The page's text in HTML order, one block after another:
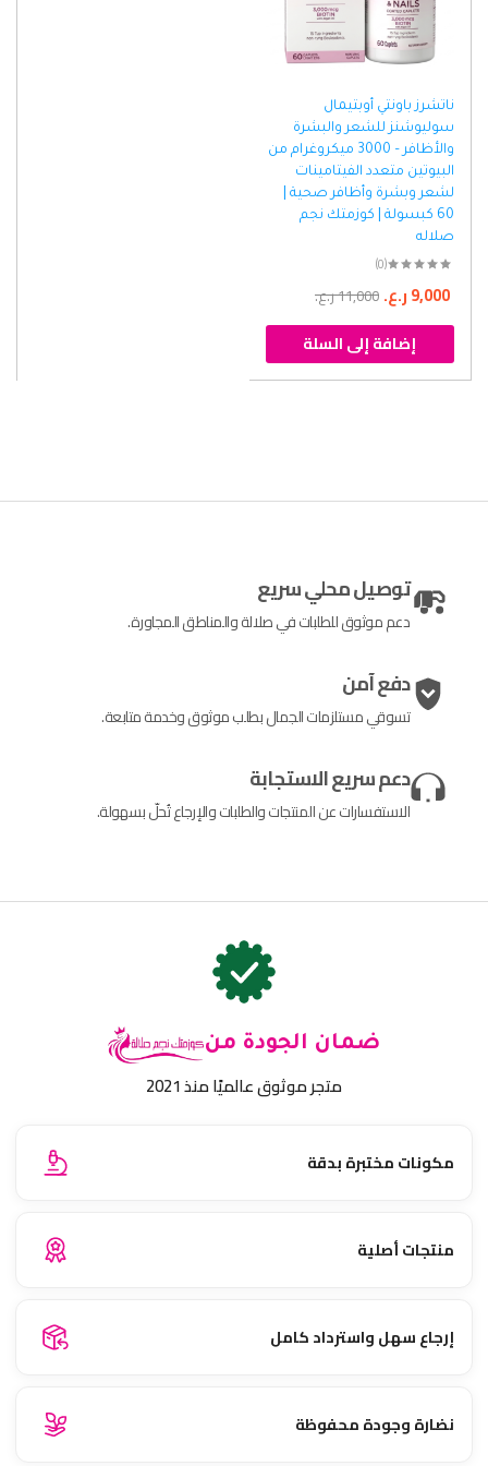
ناتشرز باونتي أوبتيمال
سوليوشنز للشعر والبشرة
والأظافر – 3000 ميكروغرام من
البيوتين متعدد الفيتامينات
لشعر وبشرة وأظافر صحية |
60 كبسولة | كوزمتك نجم
صلاله
(0)
11,000ر.ع. 9,000ر.ع.
إضافة إلى السلة
توصيل محلي سريع
دعم موثوق للطلبات في صلالة والمناطق المجاورة.
دفع آمن
تسوقي مستلزمات الجمال بطلب موثوق وخدمة متابعة.
دعم سريع الاستجابة
الاستفسارات عن المنتجات والطلبات والإرجاع تُحلّ بسهولة.
ضمان الجودة من
متجر موثوق عالميًا منذ 2021
مكونات مختبرة بدقة
منتجات أصلية
إرجاع سهل واسترداد كامل
نضارة وجودة محفوظة